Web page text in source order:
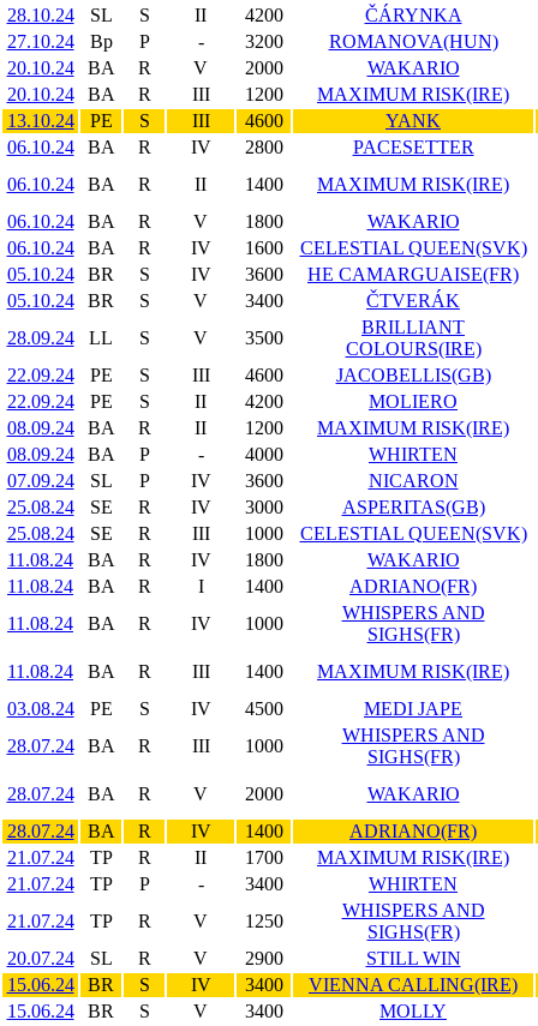
28.10.24
SL S II 4200
ČÁRYNKA
27.10.24
Bp P - 3200
ROMANOVA(HUN)
20.10.24
BA R V 2000
WAKARIO
20.10.24
BA R III 1200
MAXIMUM RISK(IRE)
13.10.24
PE S III 4600
YANK
06.10.24
BA R IV 2800
PACESETTER
06.10.24
BA R II 1400
MAXIMUM RISK(IRE)
06.10.24
BA R V 1800
WAKARIO
06.10.24
BA R IV 1600
CELESTIAL QUEEN(SVK)
05.10.24
BR S IV 3600
HE CAMARGUAISE(FR)
05.10.24
BR S V 3400
ČTVERÁK
28.09.24
LL S V 3500
BRILLIANT
COLOURS(IRE)
22.09.24
PE S III 4600
JACOBELLIS(GB)
22.09.24
PE S II 4200
MOLIERO
08.09.24
BA R II 1200
MAXIMUM RISK(IRE)
08.09.24
BA P - 4000
WHIRTEN
07.09.24
SL P IV 3600
NICARON
25.08.24
SE R IV 3000
ASPERITAS(GB)
25.08.24
SE R III 1000
CELESTIAL QUEEN(SVK)
11.08.24
BA R IV 1800
WAKARIO
11.08.24
BA R I 1400
ADRIANO(FR)
11.08.24
BA R IV 1000
WHISPERS AND
SIGHS(FR)
11.08.24
BA R III 1400
MAXIMUM RISK(IRE)
03.08.24
PE S IV 4500
MEDI JAPE
28.07.24
BA R III 1000
WHISPERS AND
SIGHS(FR)
28.07.24
BA R V 2000
WAKARIO
28.07.24
BA R IV 1400
ADRIANO(FR)
21.07.24
TP R II 1700
MAXIMUM RISK(IRE)
21.07.24
TP P - 3400
WHIRTEN
21.07.24
TP R V 1250
WHISPERS AND
SIGHS(FR)
20.07.24
SL R V 2900
STILL WIN
15.06.24
BR S IV 3400
VIENNA CALLING(IRE)
15.06.24
BR S V 3400
MOLLY